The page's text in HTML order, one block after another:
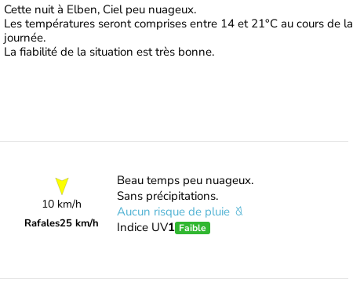
Cette nuit à Elben, Ciel peu nuageux.
Les températures seront comprises entre 14 et 21°C au cours de la
journée.
La fiabilité de la situation est très bonne.
10 km/h
Rafales25 km/h
Beau temps peu nuageux.
Sans précipitations.
Aucun risque de pluie
Indice UV1 Faible